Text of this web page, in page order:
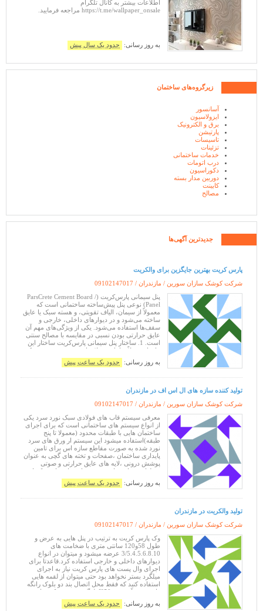
اطلاعات بیشتر به کانال تلگرام
https://t.me/wallpaper_onsale مراجعه فرمایید.
به روز رسانی: حدود یک سال پیش
زیرگروه‌های ساختمان
آسانسور
ایزولاسیون
برق و الکترونیک
پارتیشن
تاسیسات
تزئینات
خدمات ساختمانی
درب اتومات
دکوراسیون
دوربین مدار بسته
کابینت
مصالح
جدیدترین آگهی‌ها
پارس کریت بهترین جایگزین برای والکریت
شرکت کوشک سازان سورین / مازندران / 09102147017
پنل سیمانی پارس‌کریت (ParsCrete Cement Board /
Panel) نوعی پنل پیش‌ساخته ساختمانی است که
معمولاً از سیمان، الیاف تقویتی، و هسته سبک یا عایق
ساخته می‌شود و در دیوارهای داخلی، خارجی و
سقف‌ها استفاده می‌شود. یکی از ویژگی‌های مهم آن
عایق حرارتی بودن نسبی در مقایسه با مصالح سنتی
است. 1. ساختار پنل سیمانی پارس‌کریت ساختار این
پنل‌ها معمولاً شامل چند لایه است: وجود هسته سبک
باعث کاهش انتقال حرارت می
به روز رسانی: حدود یک ساعت پیش
تولید کننده سازه های ال اس اف در مازندران
شرکت کوشک سازان سورین / مازندران / 09102147017
معرفی سیستم قاب های فولادی سبک نورد سرد یکی
از انواع سیستم های ساختمانی است که برای اجرای
ساختمان هایی با طبقات محدود (معمولا تا پنج
طبقه)استفاده میشود این سیستم ار ورق های سرد
نورد شده به صورت مقاطع سازه اس برای تامین
پایداری ساختمان ،صفحات و تخته های گچی به عنوان
پوشش درونی ،لایه های عایق حرارتی و صوتی
،قطعات دیواره خارجی به عنوان نماو عناصر تکمیل
کننده ساختمان تشکیل میشود این سیستم به صورت ا
به روز رسانی: حدود یک ساعت پیش
تولید والکریت در مازندران
شرکت کوشک سازان سورین / مازندران / 09102147017
وک پارس کریت به ترتیب در پنل هایی به عرض و
طول 58و120 سانتی متری با ضخامت های
3/5.4.5.6.8.10 عرضه میشود و میتوان در انواع
دیوارهای داخلی و خارجی استفاده کرد.قاعدتا برای
اجرای وال پست های پارس کریت نیاز به اجرای
میلگرد بستر نخواهد بود حتی میتوان از لقمه هایی
استفاده کنید که فقط محل اتصال بند دو بلوک رانگه
داردو وزن آن حدود650کیلوگرم بر متر مکعب است
مزایای بلوک پارس کریت: افزایش سرعت.اجرای
تمیز وپ
به روز رسانی: حدود یک ساعت پیش